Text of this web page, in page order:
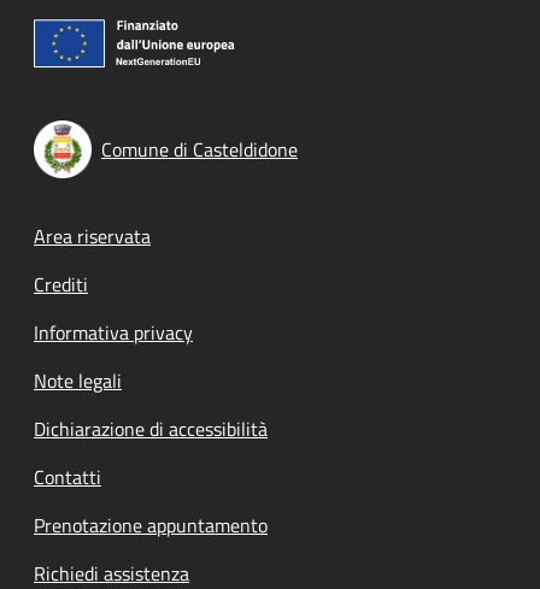
Comune di Casteldidone
Footer menu
Area riservata
Crediti
Informativa privacy
Note legali
Dichiarazione di accessibilità
Contatti
Prenotazione appuntamento
Richiedi assistenza